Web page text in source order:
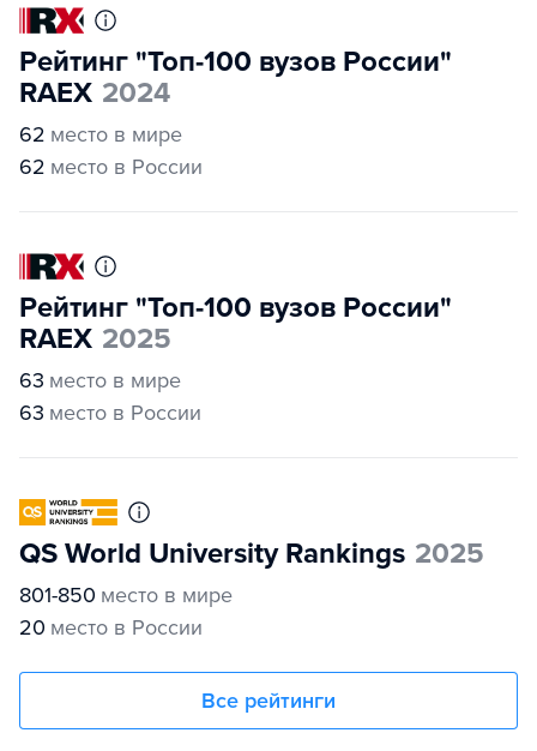
Рейтинг "Топ-100 вузов России"
RAEX 2024
62 место в мире
62 место в России
Рейтинг "Топ-100 вузов России"
RAEX 2025
63 место в мире
63 место в России
QS World University Rankings 2025
801-850 место в мире
20 место в России
Все рейтинги